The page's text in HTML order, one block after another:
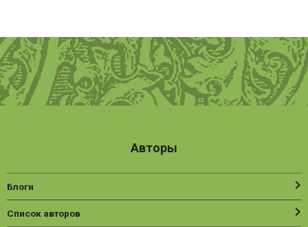
Авторы
Блоги
Список авторов